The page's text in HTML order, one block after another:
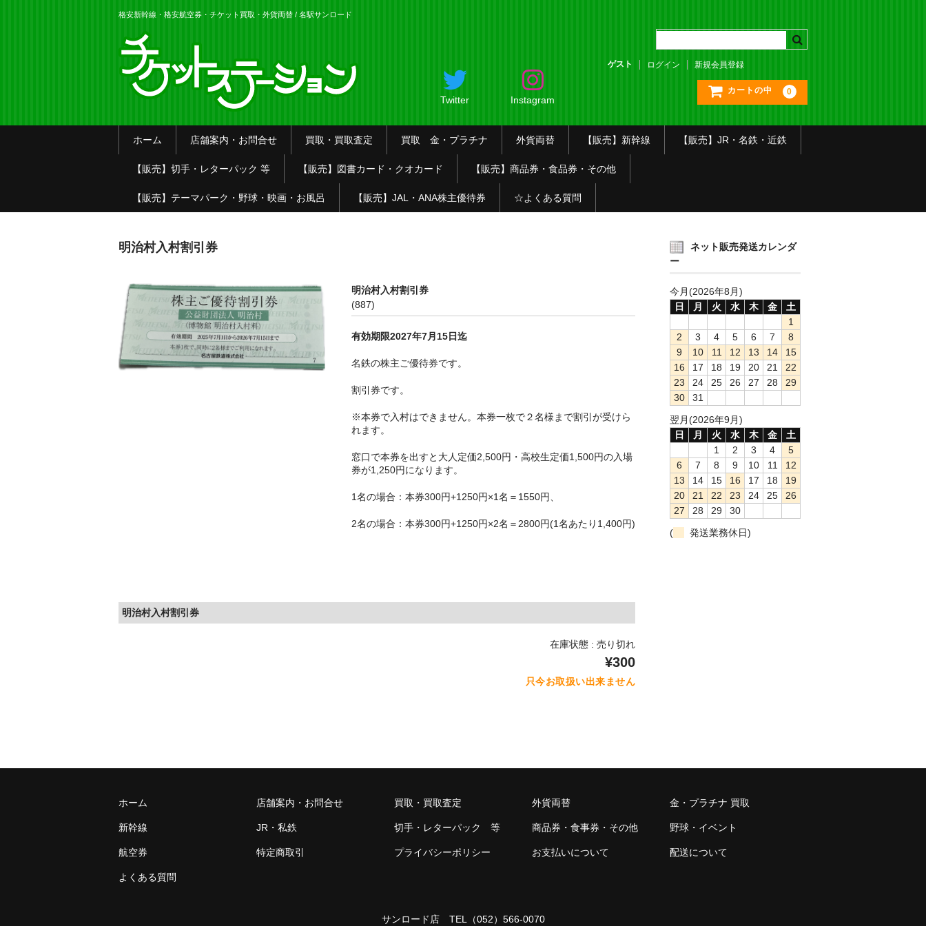
格安新幹線・格安航空券・チケット買取・外貨両替 / 名駅サンロード
Twitter Instagram
ゲスト ログイン 新規会員登録
カートの中 0
ホーム 店舗案内・お問合せ 買取・買取査定 買取 金・プラチナ 外貨両替 【販売】新幹線 【販売】JR・名鉄・近鉄
【販売】切手・レターパック 等 【販売】図書カード・クオカード 【販売】商品券・食品券・その他
【販売】テーマパーク・野球・映画・お風呂 【販売】JAL・ANA株主優待券 ☆よくある質問
明治村入村割引券
明治村入村割引券
(887)
有効期限2027年7月15日迄
名鉄の株主ご優待券です。
割引券です。
※本券で入村はできません。本券一枚で２名様まで割引が受けら
れます。
窓口で本券を出すと大人定価2,500円・高校生定価1,500円の入場
券が1,250円になります。
1名の場合：本券300円+1250円×1名＝1550円、
2名の場合：本券300円+1250円×2名＝2800円(1名あたり1,400円)
明治村入村割引券
在庫状態 : 売り切れ
¥300
只今お取扱い出来ません
ネット販売発送カレンダ
ー
今月(2026年8月)
日
月 火 水 木 金
土
1
2
3 4 5 6 7
8
9
10 11 12 13 14
15
16
17 18 19 20 21
22
23
24 25 26 27 28
29
30
31
翌月(2026年9月)
日
月 火 水 木 金
土
1
2 3 4
5
6
7 8 9 10 11
12
13
14 15 16 17 18
19
20
21 22 23 24 25
26
27
28 29
30
(
発送業務休日)
ホーム 店舗案内・お問合せ 買取・買取査定 外貨両替 金・プラチナ 買取
新幹線 JR・私鉄 切手・レターパック 等 商品券・食事券・その他 野球・イベント
航空券 特定商取引 プライバシーポリシー お支払いについて 配送について
よくある質問
サンロード店 TEL （052）566-0070